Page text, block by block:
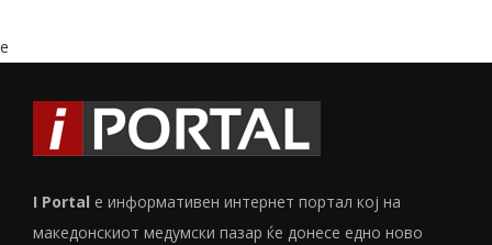
e
I Portal е информативен интернет портал кој на
македонскиот медумски пазар ќе донесе едно ново